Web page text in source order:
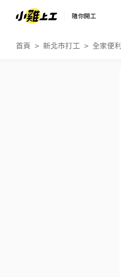
隨你開工
首頁 新北市打工 全家便